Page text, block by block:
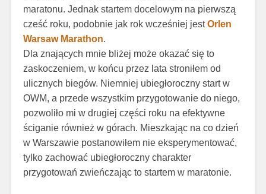
maratonu. Jednak startem docelowym na pierwszą
cześć roku, podobnie jak rok wcześniej jestOrlen
Warsaw Marathon.
Dla znających mnie bliżej może okazać się to
zaskoczeniem, w końcu przez lata stroniłem od
ulicznych biegów. Niemniej ubiegłoroczny start w
OWM, a przede wszystkim przygotowanie do niego,
pozwoliło mi w drugiej części roku na efektywne
ściganie również w górach. Mieszkając na co dzień
w Warszawie postanowiłem nie eksperymentować,
tylko zachować ubiegłoroczny charakter
przygotowań zwieńczając to startem w maratonie.